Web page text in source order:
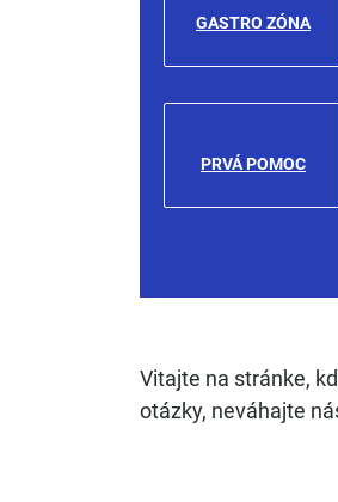
GASTRO ZÓNA
PRVÁ POMOC
Vitajte na stránke,
otázky, neváhajte